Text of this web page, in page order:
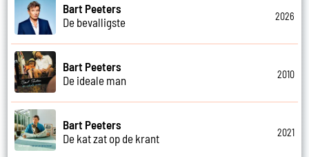
Bart Peeters
De bevalligste
2026
Bart Peeters
De ideale man
2010
Bart Peeters
De kat zat op de krant
2021